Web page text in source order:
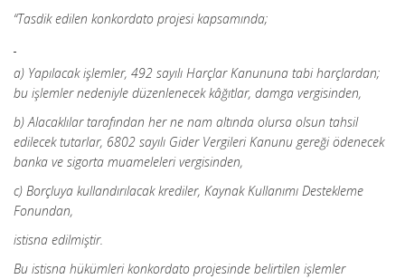
“Tasdik edilen konkordato projesi kapsamında;
a) Yapılacak işlemler, 492 sayılı Harçlar Kanununa tabi harçlardan;
bu işlemler nedeniyle düzenlenecek kâğıtlar, damga vergisinden,
b) Alacaklılar tarafından her ne nam altında olursa olsun tahsil
edilecek tutarlar, 6802 sayılı Gider Vergileri Kanunu gereği ödenecek
banka ve sigorta muameleleri vergisinden,
c) Borçluya kullandırılacak krediler, Kaynak Kullanımı Destekleme
Fonundan,
istisna edilmiştir.
Bu istisna hükümleri konkordato projesinde belirtilen işlemler